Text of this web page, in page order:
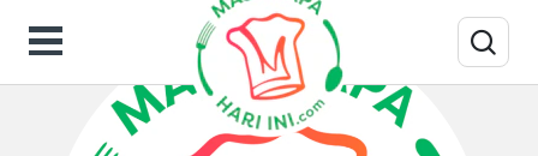
Resep Masakan